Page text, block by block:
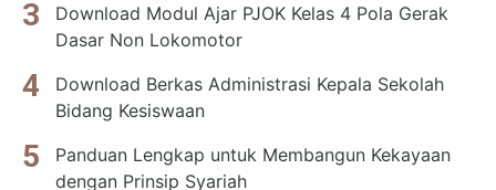
Download Modul Ajar PJOK Kelas 4 Pola Gerak
Dasar Non Lokomotor
Download Berkas Administrasi Kepala Sekolah
Bidang Kesiswaan
Panduan Lengkap untuk Membangun Kekayaan
dengan Prinsip Syariah